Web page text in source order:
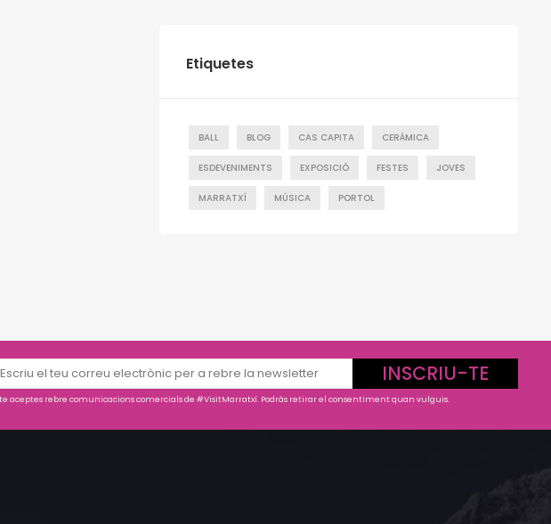
Etiquetes
BALL BLOG CAS CAPITA CERÁMICA
ESDEVENIMENTS EXPOSICIÓ FESTES JOVES
MARRATXÍ MÚSICA PORTOL
INSCRIU-TE
aceptes rebre comunicacions comercials de #VisitMarratxí. Podràs retirar el consentiment quan vulguis.